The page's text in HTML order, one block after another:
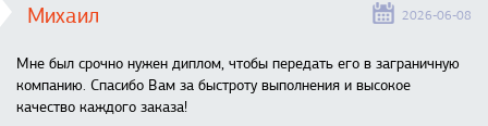
Михаил 2026-06-08
Мне был срочно нужен диплом, чтобы передать его в заграничную
компанию. Спасибо Вам за быстроту выполнения и высокое
качество каждого заказа!